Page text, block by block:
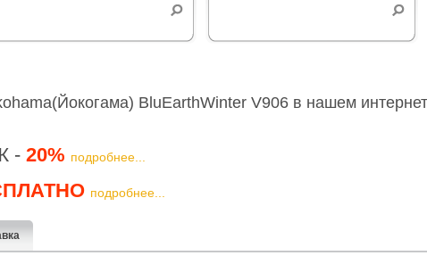
BluEarthWinter V906 в нашем
- 20% подробнее...
подробнее...